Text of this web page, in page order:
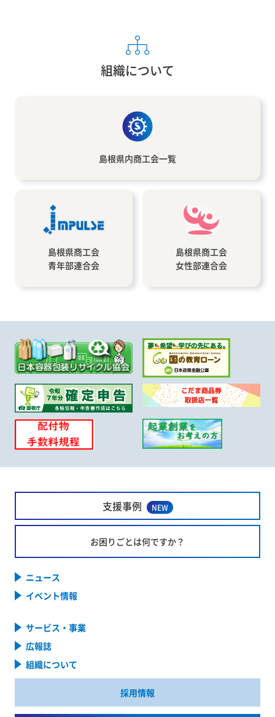
組織について
島根県内商工会一覧
島根県商工会
青年部連合会
島根県商工会
女性部連合会
支援事例 NEW
お困りごとは何ですか？
ニュース
イベント情報
サービス・事業
広報誌
組織について
採用情報